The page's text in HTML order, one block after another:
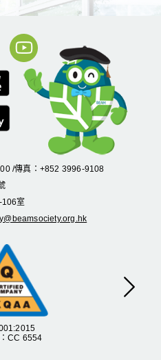
CC 6554
Next
/傳真：+852 3996-9108
-106室